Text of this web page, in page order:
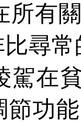
所有
尋
駕在
功